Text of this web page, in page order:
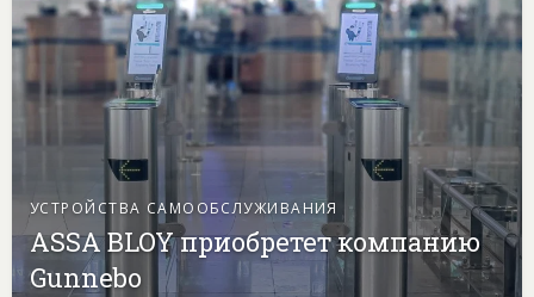
УСТРОЙСТВА САМООБСЛУЖИВАНИЯ
ASSA BLOY приобретет компанию
Gunnebo